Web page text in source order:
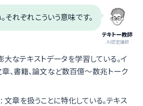
テキトー教師
.AI認定講師
それぞれこういう意味です。
大なテキストデータを学習している。イ
、書籍、論文など数百億〜数兆トーク
: 文章を扱うことに特化している。テキス